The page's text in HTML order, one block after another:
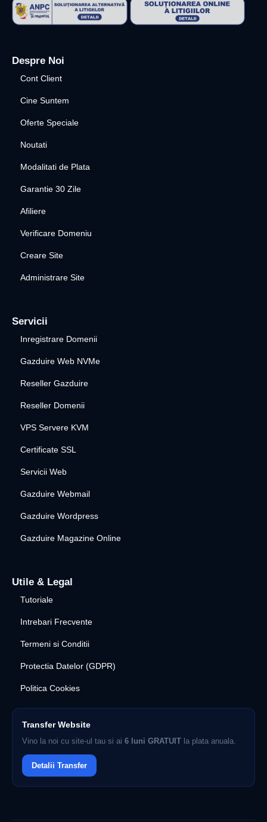
Despre Noi
Cont Client
Cine Suntem
Oferte Speciale
Noutati
Modalitati de Plata
Garantie 30 Zile
Afiliere
Verificare Domeniu
Creare Site
Administrare Site
Servicii
Inregistrare Domenii
Gazduire Web NVMe
Reseller Gazduire
Reseller Domenii
VPS Servere KVM
Certificate SSL
Servicii Web
Gazduire Webmail
Gazduire Wordpress
Gazduire Magazine Online
Utile & Legal
Tutoriale
Intrebari Frecvente
Termeni si Conditii
Protectia Datelor (GDPR)
Politica Cookies
Transfer Website
Vino la noi cu site-ul tau si ai 6 luni GRATUIT la plata anuala.
Detalii Transfer